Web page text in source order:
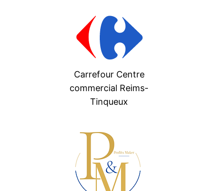
Carrefour Centre
commercial Reims-
Tinqueux